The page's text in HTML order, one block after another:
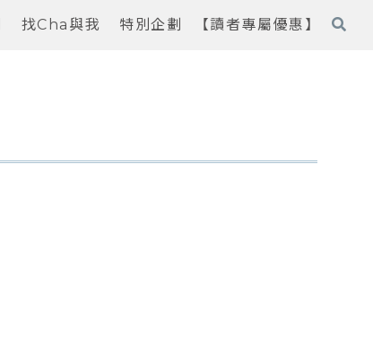
找Cha與我 特別企劃 【讀者專屬優惠】